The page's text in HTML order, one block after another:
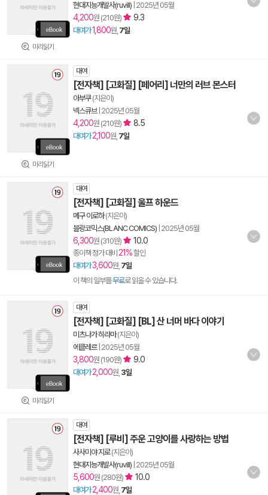
미리읽기
현대지능개발사(ruvill) 2025년 05월
4,200원 (210원) 9.3
대여가1,800원, 7일
미리읽기
대여
[전자책] [고화질] [페어리] 너만의 러브 몬스터
아부쿠(지은이)
넥스큐브| 2025년 05월
4,200원 (210원) 8.5
대여가 2,100원, 7일
대여
[전자책] [고화질] 울프 하운드
메구 이로하(지은이)
블랑코믹스(BLANC COMICS) 2025년 05월
6,300원 (310원) 10.0
종이책 정가 대비 21%할인
대여가3,600원, 7일
이 책의 일부를무료로 읽을 수 있습니다.
미리읽기
대여
[전자책] [고화질] [BL] 산 너머 바다 이야기
미츠나가 히라마(지은이)
에클레르| 2025년 05월
3,800원 (190원) 9.0
대여가 2,000원, 3일
대여
[전자책] [루비] 주운 고양이를 사랑하는 방법
사사미야 지로(지은이)
현대지능개발사(ruvill) 2025년 05월
5,600원 (280원) 10.0
대여가 2,400원, 7일